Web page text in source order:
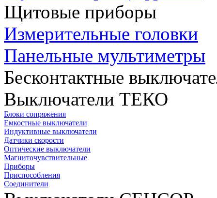
Щитовые приборы
Измерительные головки
Панельные мультиметры
Бесконтактные
Выключатели ТЕКО
Блоки сопряжения
Емкостные выключатели
Индуктивные выключатели
Датчики скорости
Оптические выключатели
Магниточувствительные
Приборы
Приспособления
Соединители